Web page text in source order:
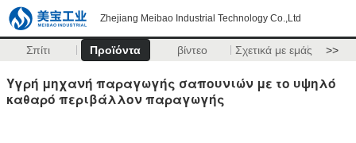
Zhejiang Meibao Industrial Technology Co.,Ltd
Σπίτι Προϊόντα βίντεο Σχετικά με εμάς >>
Υγρή μηχανή παραγωγής σαπουνιών με το υψηλό
καθαρό περιβάλλον παραγωγής